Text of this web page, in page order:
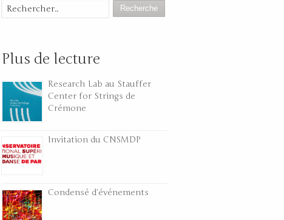
Recherche
Plus de lecture
Research Lab au Stauffer
Center for Strings de
Crémone
Invitation du CNSMDP
Condensé d’événements